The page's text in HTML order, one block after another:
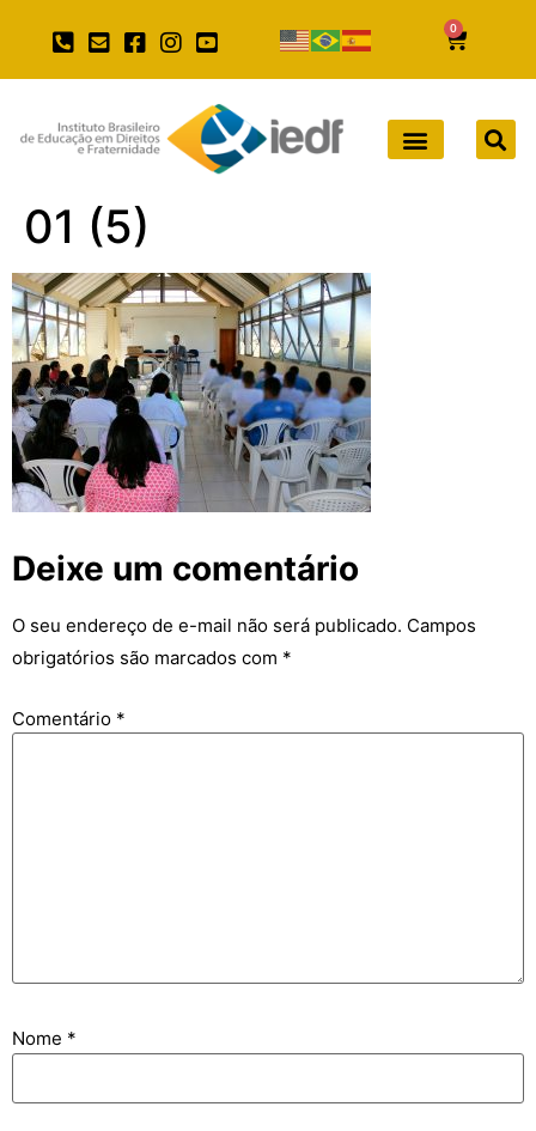
0
01 (5)
Deixe um comentário
O seu endereço de e-mail não será publicado. Campos
obrigatórios são marcados com *
Comentário *
Nome *